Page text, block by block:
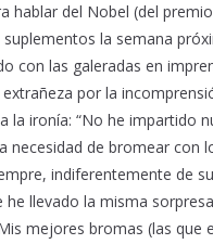
hablar del Nobel (del
la semana
con las galeradas en
por la
la ironía: “No he impartido
necesidad de bromear con
indiferentemente de
he llevado la misma sorpresa
mejores bromas (las que